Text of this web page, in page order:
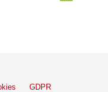
GDPR